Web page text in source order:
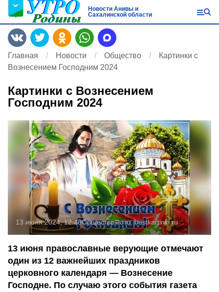
Новости Анивы и
Сахалинской области
Главная Новости Общество
Картинки с
Вознесением Господним 2024
Картинки с Вознесением
Господним 2024
13 июня 2024, 12:48ОбществоФото:bestkartinki.ru
13 июня православные верующие отмечают
один из 12 важнейших праздников
церковного календаря — Вознесение
Господне. По случаю этого события газета